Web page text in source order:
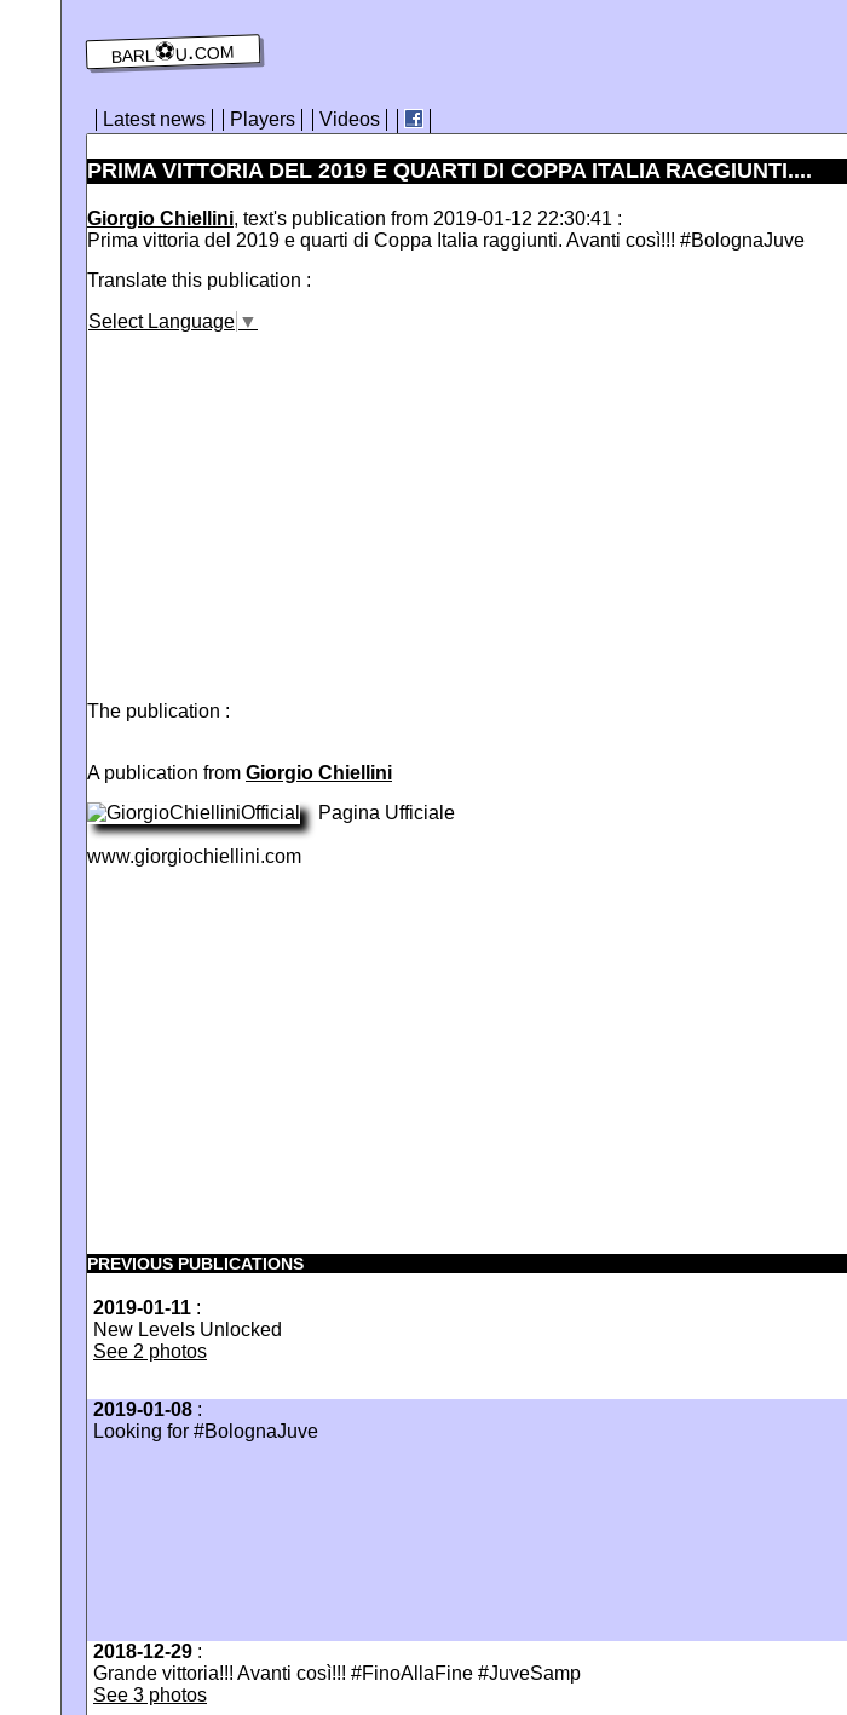
barl⚽️u.com
Latest news Players Videos
PRIMA VITTORIA DEL 2019 E QUARTI DI COPPA ITALIA RAGGIUNTI....
Giorgio Chiellini, text's publication from 2019-01-12 22:30:41 :
Prima vittoria del 2019 e quarti di Coppa Italia raggiunti. Avanti così!!! #BolognaJuve
Translate this publication :
Select Language ▼
The publication :
A publication from Giorgio Chiellini
Pagina Ufficiale
www.giorgiochiellini.com
PREVIOUS PUBLICATIONS
2019-01-11 :
New Levels Unlocked
See 2 photos
2019-01-08 :
Looking for #BolognaJuve
2018-12-29 :
Grande vittoria!!! Avanti così!!! #FinoAllaFine #JuveSamp
See 3 photos